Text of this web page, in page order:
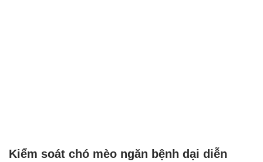
Kiểm soát chó mèo ngăn bệnh dại diễn